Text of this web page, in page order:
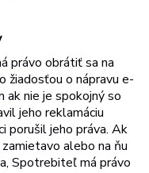
právo obrátiť sa na
žiadosťouonápravue-
ak nie je spokojný so
jeho reklamáciu
porušil jeho práva. Ak
alebo na ňu
Spotrebiteľ má právo